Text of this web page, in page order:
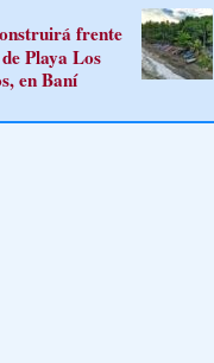
frente
Playa Los
en Baní